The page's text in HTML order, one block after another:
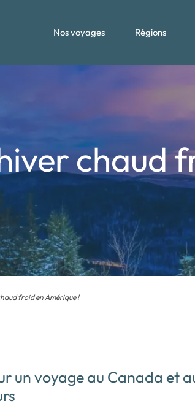
Nos voyages Régions
chaud
froid en Amérique !
un voyage au Canada et